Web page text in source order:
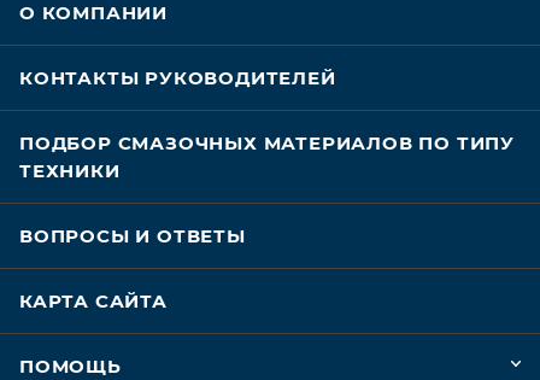
О КОМПАНИИ
КОНТАКТЫ РУКОВОДИТЕЛЕЙ
ПОДБОР СМАЗОЧНЫХ МАТЕРИАЛОВ ПО ТИПУ
ТЕХНИКИ
ВОПРОСЫ И ОТВЕТЫ
КАРТА САЙТА
ПОМОЩЬ